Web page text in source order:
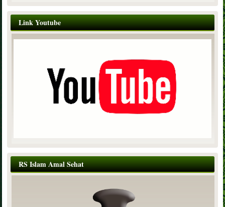
Link Youtube
RS Islam Amal Sehat